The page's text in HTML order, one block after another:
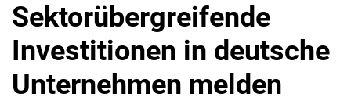
Sektorübergreifende
Investitionen in deutsche
Unternehmen melden